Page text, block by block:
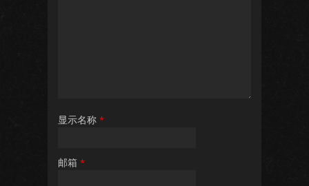
显示名称 *
邮箱 *